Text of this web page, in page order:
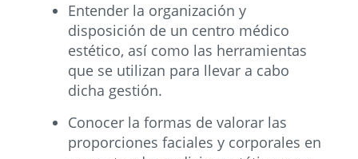
Entender la organización y
disposición de un centro médico
estético, así como las herramientas
que se utilizan para llevar a cabo
dicha gestión.
Conocer la formas de valorar las
proporciones faciales y corporales en